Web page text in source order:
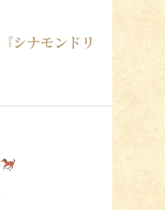
シナモンドリ
今日この頃ですね
す